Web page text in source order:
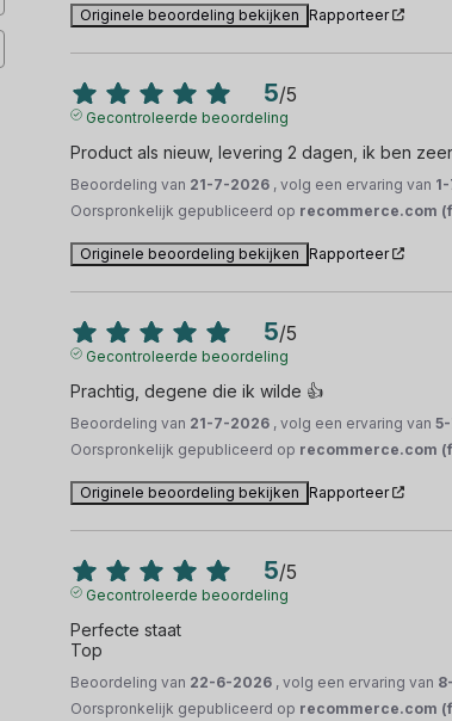
Originele beoordeling bekijken Rapporteer
5/5
Gecontroleerde beoordeling
Product als nieuw, levering 2 dagen, ik ben
Beoordeling van 21-7-2026 , volg een ervaring van
Oorspronkelijk gepubliceerd op recommerce.com
Originele beoordeling bekijken Rapporteer
5/5
Gecontroleerde beoordeling
Prachtig, degene die ik wilde 👍
Beoordeling van 21-7-2026 , volg een ervaring van
Oorspronkelijk gepubliceerd op recommerce.com
Originele beoordeling bekijken Rapporteer
5/5
Gecontroleerde beoordeling
Perfecte staat
Top
Beoordeling van 22-6-2026 , volg een ervaring van
Oorspronkelijk gepubliceerd op recommerce.com